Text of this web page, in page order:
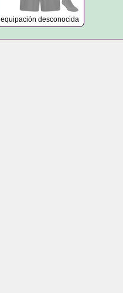
equipación desconocida